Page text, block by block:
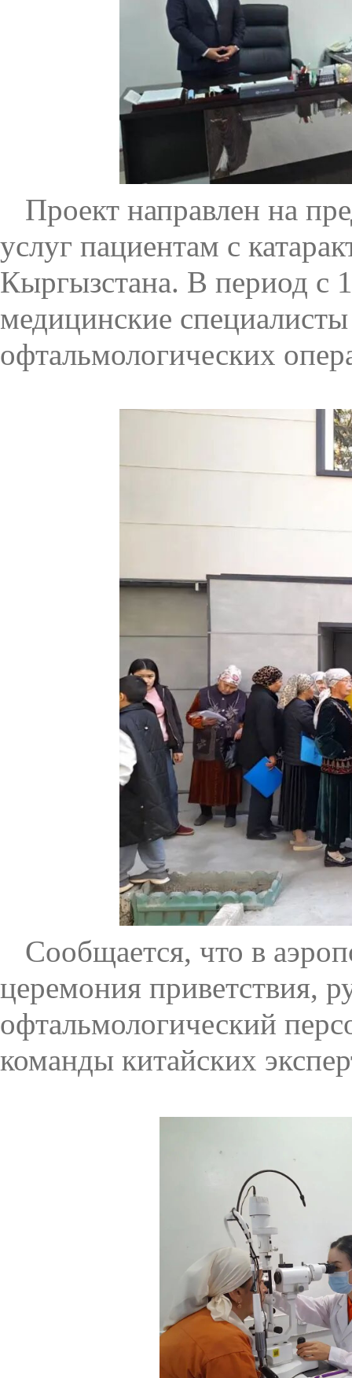
Проект направлен на
услуг пациентам с
Кыргызстана. В период с
медицинские
офтальмологических
Сообщается, что в
церемония приветствия,
офтальмологический
команды китайских